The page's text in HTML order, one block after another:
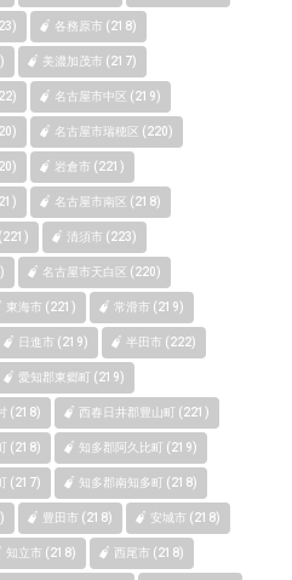
各務原市 (218)
美濃加茂市 (217)
名古屋市中区 (219)
名古屋市瑞穂区 (220)
岩倉市 (221)
名古屋市南区 (218)
清須市 (223)
名古屋市天白区 (220)
東海市 (221) 常滑市 (219)
日進市 (219) 半田市 (222)
愛知郡東郷町 (219)
(218) 西春日井郡豊山町 (221)
(218) 知多郡阿久比町 (219)
(217) 知多郡南知多町 (218)
豊田市 (218) 安城市 (218)
知立市 (218) 西尾市 (218)